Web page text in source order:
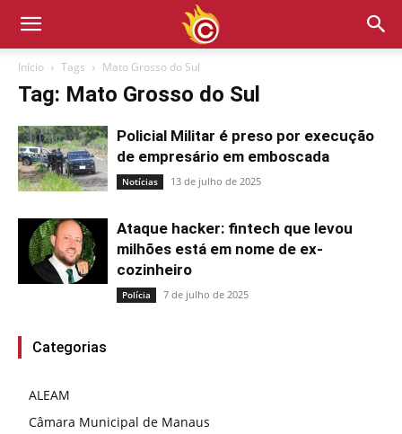
Início Tags Mato Grosso do Sul
Tag: Mato Grosso do Sul
Policial Militar é preso por execução
de empresário em emboscada
Notícias 13 de julho de 2025
Ataque hacker: fintech que levou
milhões está em nome de ex-
cozinheiro
Polícia 7 de julho de 2025
Categorias
ALEAM
Câmara Municipal de Manaus